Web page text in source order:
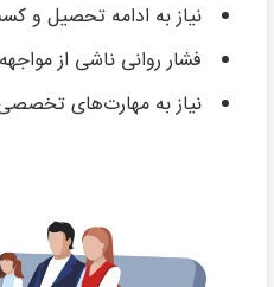
نیاز به ادامه تحصیل و
فشار روانی ناشی از
نیاز به مهارت‌های